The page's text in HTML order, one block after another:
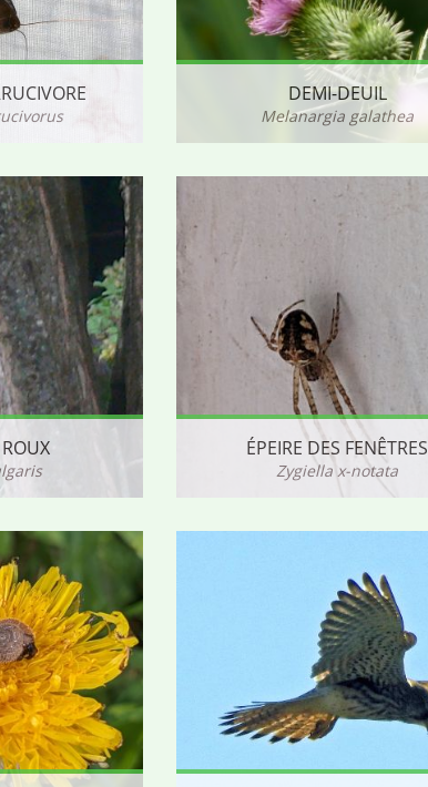
DEMI-DEUIL
Melanargia galathea
ÉPEIRE DES FENÊTRES
Zygiella x-notata